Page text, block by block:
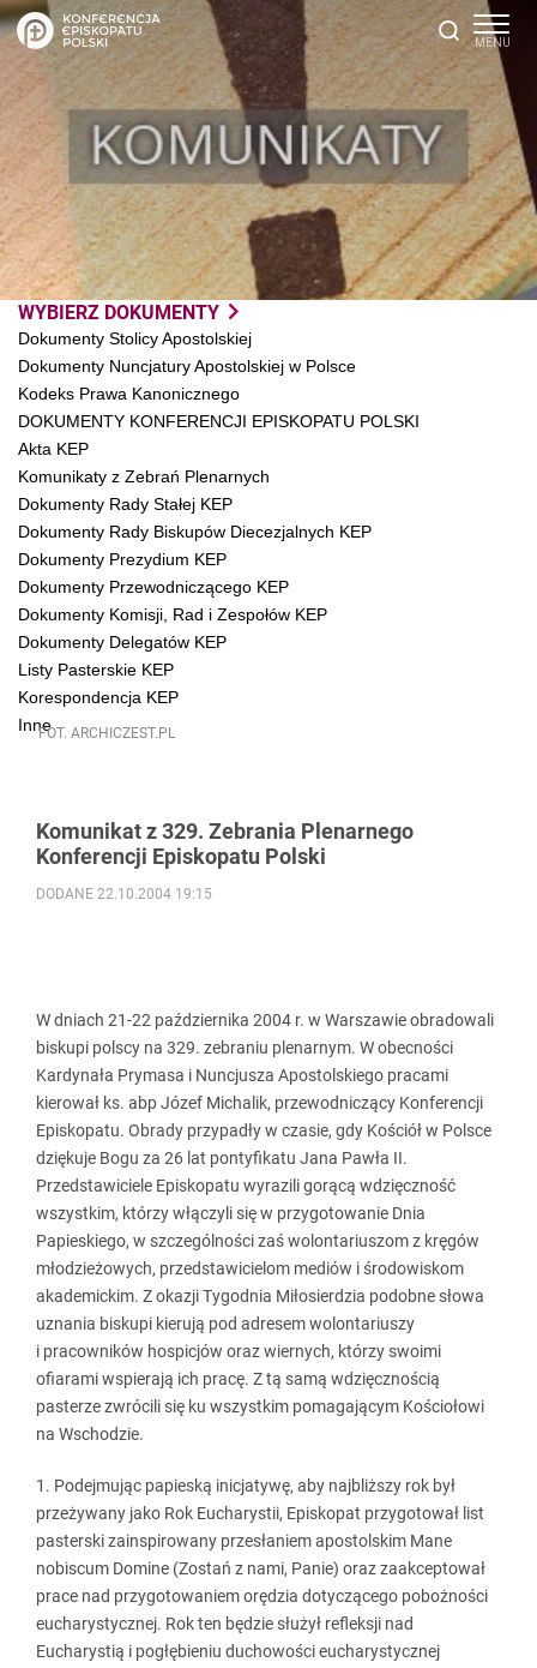
WYBIERZ DOKUMENTY
Dokumenty Stolicy Apostolskiej
Dokumenty Nuncjatury Apostolskiej w Polsce
Kodeks Prawa Kanonicznego
DOKUMENTY KONFERENCJI EPISKOPATU POLSKI
Akta KEP
Komunikaty z Zebrań Plenarnych
Dokumenty Rady Stałej KEP
Dokumenty Rady Biskupów Diecezjalnych KEP
Dokumenty Prezydium KEP
Dokumenty Przewodniczącego KEP
Dokumenty Komisji, Rad i Zespołów KEP
Dokumenty Delegatów KEP
Listy Pasterskie KEP
Korespondencja KEP
InneFOT. ARCHICZEST.PL
Komunikat z 329. Zebrania Plenarnego
Konferencji Episkopatu Polski
DODANE 22.10.2004 19:15
W dniach 21-22 października 2004 r. w Warszawie obradowali
biskupi polscy na 329. zebraniu plenarnym. W obecności
Kardynała Prymasa i Nuncjusza Apostolskiego pracami
kierował ks. abp Józef Michalik, przewodniczący Konferencji
Episkopatu. Obrady przypadły w czasie, gdy Kościół w Polsce
dziękuje Bogu za 26 lat pontyfikatu Jana Pawła II.
Przedstawiciele Episkopatu wyrazili gorącą wdzięczność
wszystkim, którzy włączyli się w przygotowanie Dnia
Papieskiego, w szczególności zaś wolontariuszom z kręgów
młodzieżowych, przedstawicielom mediów i środowiskom
akademickim. Z okazji Tygodnia Miłosierdzia podobne słowa
uznania biskupi kierują pod adresem wolontariuszy
i pracowników hospicjów oraz wiernych, którzy swoimi
ofiarami wspierają ich pracę. Z tą samą wdzięcznością
pasterze zwrócili się ku wszystkim pomagającym Kościołowi
na Wschodzie.
1. Podejmując papieską inicjatywę, aby najbliższy rok był
przeżywany jako Rok Eucharystii, Episkopat przygotował list
pasterski zainspirowany przesłaniem apostolskim Mane
nobiscum Domine (Zostań z nami, Panie) oraz zaakceptował
prace nad przygotowaniem orędzia dotyczącego pobożności
eucharystycznej. Rok ten będzie służył refleksji nad
Eucharystią i pogłębieniu duchowości eucharystycznej